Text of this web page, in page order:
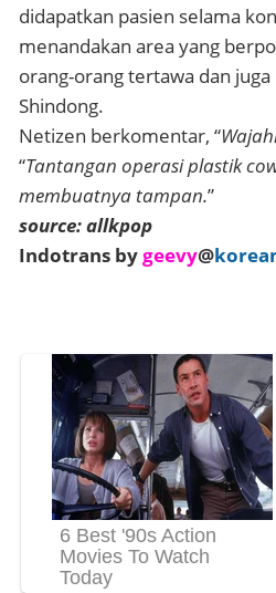
didapatkan pasien selama
menandakan area yang
orang-orang tertawa dan
Shindong.
Netizen berkomentar, “
“Tantangan operasi plastik
membuatnya tampan.”
source: allkpop
Indotrans bygeevy@